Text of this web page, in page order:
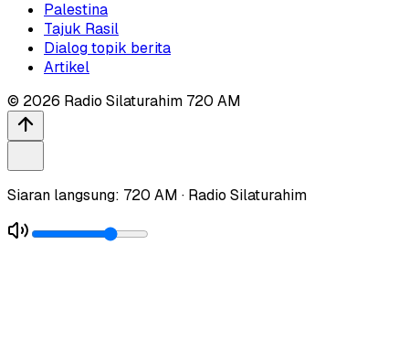
Palestina
Tajuk Rasil
Dialog topik berita
Artikel
© 2026 Radio Silaturahim 720 AM
Siaran langsung: 720 AM · Radio Silaturahim